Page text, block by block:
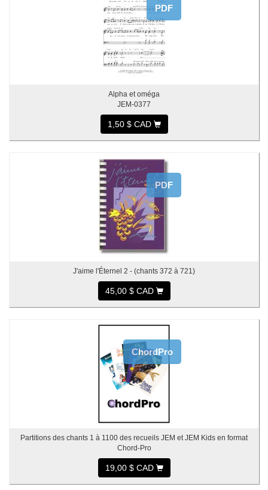
PDF
Alpha et oméga
JEM-0377
1,50 $ CAD
PDF
J'aime l'Éternel 2 - (chants 372 à 721)
45,00 $ CAD
ChordPro
Partitions des chants 1 à 1100 des recueils JEM et JEM Kids en format
Chord-Pro
19,00 $ CAD